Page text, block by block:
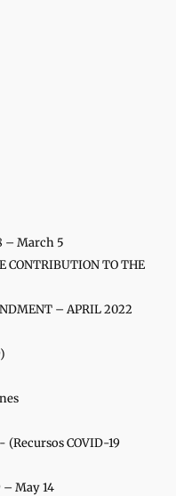
– March 5
CONTRIBUTION TO THE
– APRIL 2022
COVID-19
May 14